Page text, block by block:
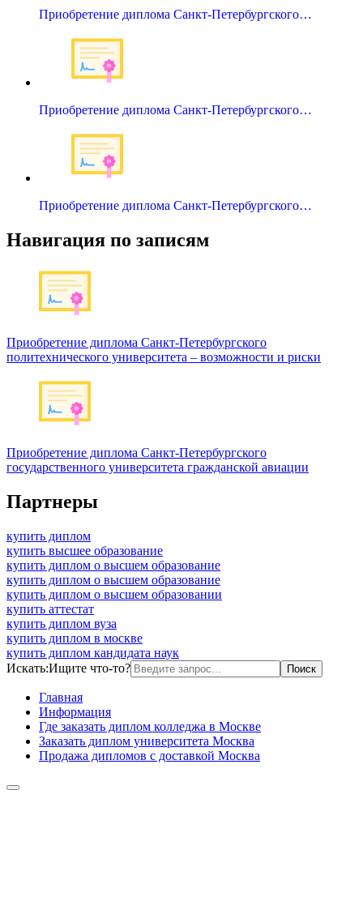
Приобретение диплома Санкт-Петербургского…
Приобретение диплома Санкт-Петербургского…
Приобретение диплома Санкт-Петербургского…
Навигация по записям
Приобретение диплома Санкт-Петербургского
политехнического университета – возможности и риски
Приобретение диплома Санкт-Петербургского
государственного университета гражданской авиации
Партнеры
купить диплом
купить высшее образование
купить диплом о высшем образование
купить диплом о высшем образование
купить диплом о высшем образовании
купить аттестат
купить диплом вуза
купить диплом в москве
купить диплом кандидата наук
Искать:Ищите что-то?
Главная
Информация
Где заказать диплом колледжа в Москве
Заказать диплом университета Москва
Продажа дипломов с доставкой Москва